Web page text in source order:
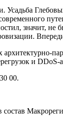
Усадьба
значит, не
и DDoS-
00.